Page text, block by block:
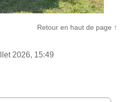
Retour en haut de page ↑
2026, 15:49